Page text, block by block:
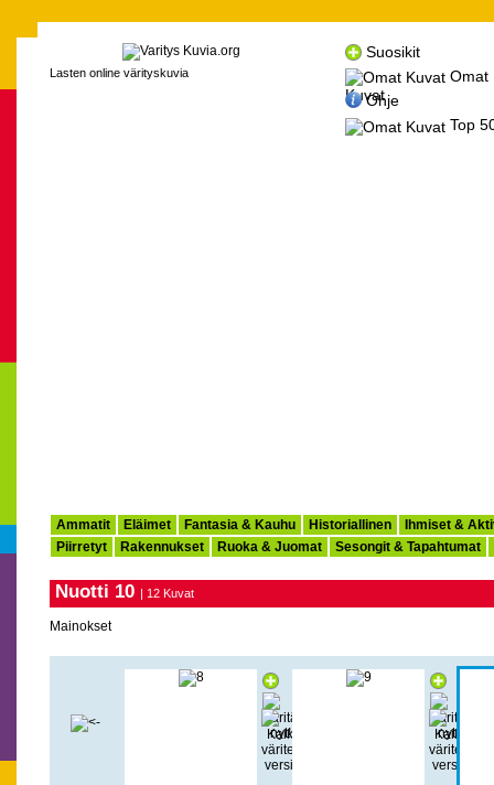
Lasten online värityskuvia
Suosikit
Omat
KuvatOhje
Top
Ammatit Eläimet Fantasia & Kauhu Historiallinen
Ihmiset &
Piirretyt
Rakennukset Ruoka & Juomat Sesongit & Tapahtumat
Nuotti 10 | 12 Kuvat
Mainokset